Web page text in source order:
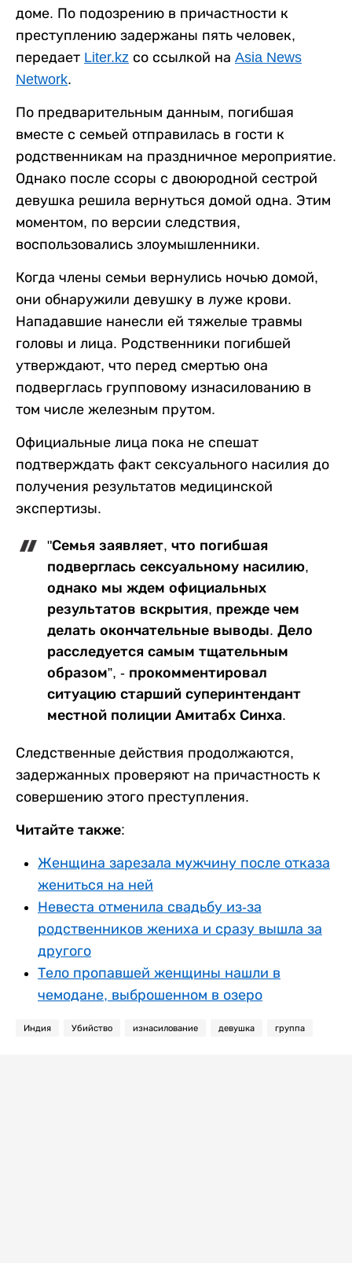
доме. По подозрению в причастности к
преступлению задержаны пять человек,
передает Liter.kz со ссылкой на Asia News
Network.
По предварительным данным, погибшая
вместе с семьей отправилась в гости к
родственникам на праздничное мероприятие.
Однако после ссоры с двоюродной сестрой
девушка решила вернуться домой одна. Этим
моментом, по версии следствия,
воспользовались злоумышленники.
Когда члены семьи вернулись ночью домой,
они обнаружили девушку в луже крови.
Нападавшие нанесли ей тяжелые травмы
головы и лица. Родственники погибшей
утверждают, что перед смертью она
подверглась групповому изнасилованию в
том числе железным прутом.
Официальные лица пока не спешат
подтверждать факт сексуального насилия до
получения результатов медицинской
экспертизы.
"Семья заявляет, что погибшая
подверглась сексуальному насилию,
однако мы ждем официальных
результатов вскрытия, прежде чем
делать окончательные выводы. Дело
расследуется самым тщательным
образом”, - прокомментировал
ситуацию старший суперинтендант
местной полиции Амитабх Синха.
Следственные действия продолжаются,
задержанных проверяют на причастность к
совершению этого преступления.
Читайте также:
Женщина зарезала мужчину после отказа
жениться на ней
Невеста отменила свадьбу из-за
родственников жениха и сразу вышла за
другого
Тело пропавшей женщины нашли в
чемодане, выброшенном в озеро
Индия Убийство изнасилование девушка группа